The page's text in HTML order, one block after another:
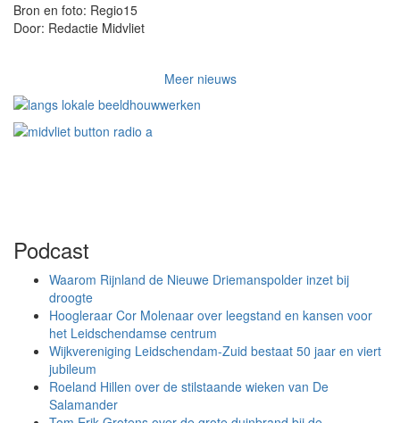
Bron en foto: Regio15
Door: Redactie Midvliet
Meer nieuws
Podcast
Waarom Rijnland de Nieuwe Driemanspolder inzet bij
droogte
Hoogleraar Cor Molenaar over leegstand en kansen voor
het Leidschendamse centrum
Wijkvereniging Leidschendam-Zuid bestaat 50 jaar en viert
jubileum
Roeland Hillen over de stilstaande wieken van De
Salamander